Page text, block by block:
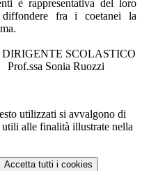
è rappresentativa del loro
fra i coetanei la
Ruozzi
utilizzati si avvalgono di
alle finalità illustrate nella
Accetta tutti i cookies